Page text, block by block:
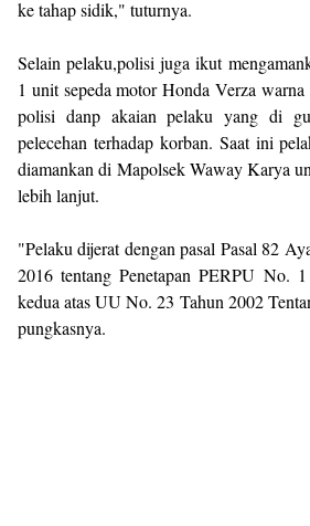
ke tahap sidik," tuturnya.
Selain pelaku,polisi juga ikut
1 unit sepeda motor Honda Verza
polisi danp akaian pelaku yang di
pelecehan terhadap korban. Saat ini
diamankan di Mapolsek Waway Karya
lebih lanjut.
"Pelaku dijerat dengan pasal Pasal 82
2016 tentang Penetapan PERPU No.
kedua atas UU No. 23 Tahun 2002
pungkasnya.